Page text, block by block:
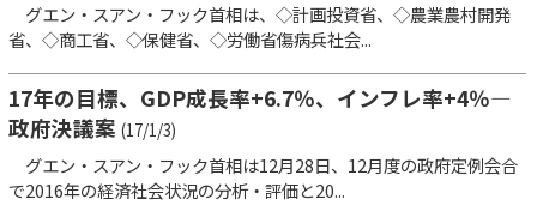
グエン・スアン・フック首相は、◇計画投資省、◇農業農村開発
省、◇商工省、◇保健省、◇労働省傷病兵社会...
17年の目標、GDP成長率+6.7％、インフレ率+4％―
政府決議案 (17/1/3)
グエン・スアン・フック首相は12月28日、12月度の政府定例会合
で2016年の経済社会状況の分析・評価と20...